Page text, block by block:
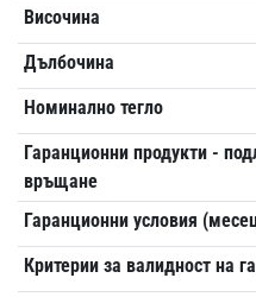
Височина
Дълбочина
Номинално тегло
Гаранционни продукти -
връщане
Гаранционни условия
Критерии за валидност на